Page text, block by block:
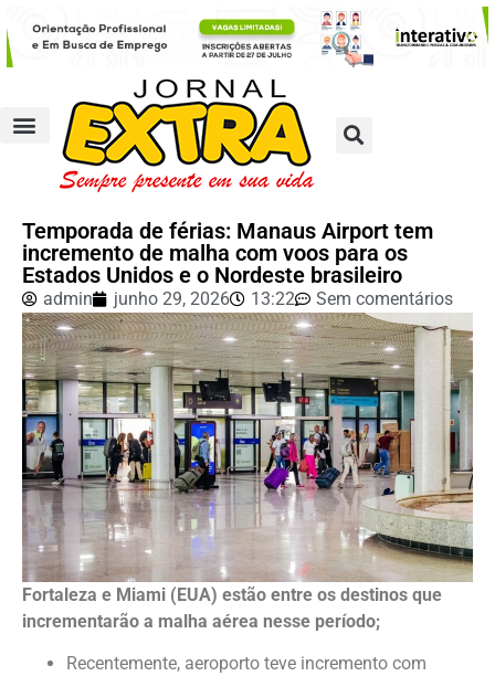
Temporada de férias: Manaus Airport tem
incremento de malha com voos para os
Estados Unidos e o Nordeste brasileiro
admin junho 29, 2026 13:22 Sem comentários
Fortaleza e Miami (EUA) estão entre os destinos que
incrementarão a malha aérea nesse período;
Recentemente, aeroporto teve incremento com